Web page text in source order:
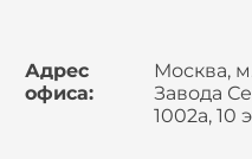
Адрес
офиса:
Москва,
Завода
1002а, 10